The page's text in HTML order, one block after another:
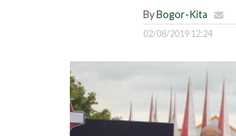
ByBogor-Kita
02/08/2019 12:24